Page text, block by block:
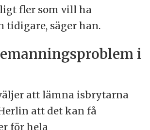
fler som vill ha
tidigare, säger han.
i
att lämna isbrytarna
att det kan få
för hela